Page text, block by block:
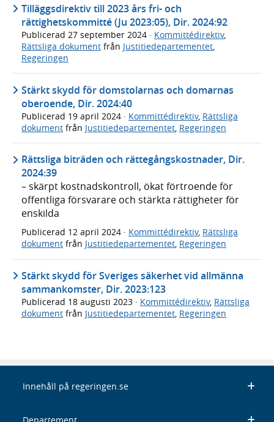
Tilläggsdirektiv till 2023 års fri- och
rättighetskommitté (Ju 2023:05), Dir. 2024:92
Publicerad 27 september 2024 · Kommittédirektiv,
Rättsliga dokument från Justitiedepartementet,
Regeringen
Stärkt skydd för domstolarnas och domarnas
oberoende, Dir. 2024:40
Publicerad 19 april 2024 · Kommittédirektiv, Rättsliga
dokument från Justitiedepartementet Regeringen
Rättsliga biträden och rättegångskostnader, Dir.
2024:39
– skärpt kostnadskontroll, ökat förtroende för
offentliga försvarare och stärkta rättigheter för
enskilda
Publicerad 12 april 2024 · Kommittédirektiv, Rättsliga
dokument från Justitiedepartementet, Regeringen
Stärkt skydd för Sveriges säkerhet vid allmänna
sammankomster, Dir. 2023:123
Publicerad 18 augusti 2023 · Kommittédirektiv, Rättsliga
dokument från Justitiedepartementet, Regeringen
Innehåll på regeringen.se